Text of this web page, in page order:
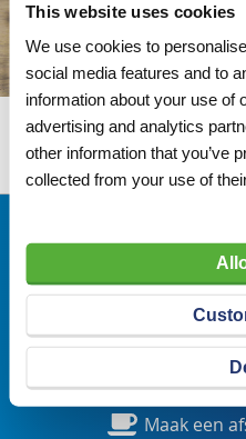
This website uses cookies
We use cookies to
social media features and to
information about your use of
advertising and analytics
other information that you’ve
collected from your use of
Veldsteen
076 541
Stel een
Maak een